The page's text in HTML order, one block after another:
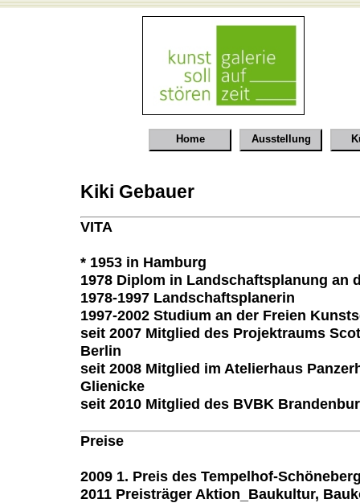
Home Ausstellung
Kiki Gebauer
VITA
* 1953 in Hamburg
1978 Diplom in Landschaftsplanung an
1978-1997 Landschaftsplanerin
1997-2002 Studium an der Freien
seit 2007 Mitglied des Projektraums
Berlin
seit 2008 Mitglied im Atelierhaus
Glienicke
seit 2010 Mitglied des BVBK
Preise
2009 1. Preis des Tempelhof-
2011 Preisträger Aktion_Baukultur,